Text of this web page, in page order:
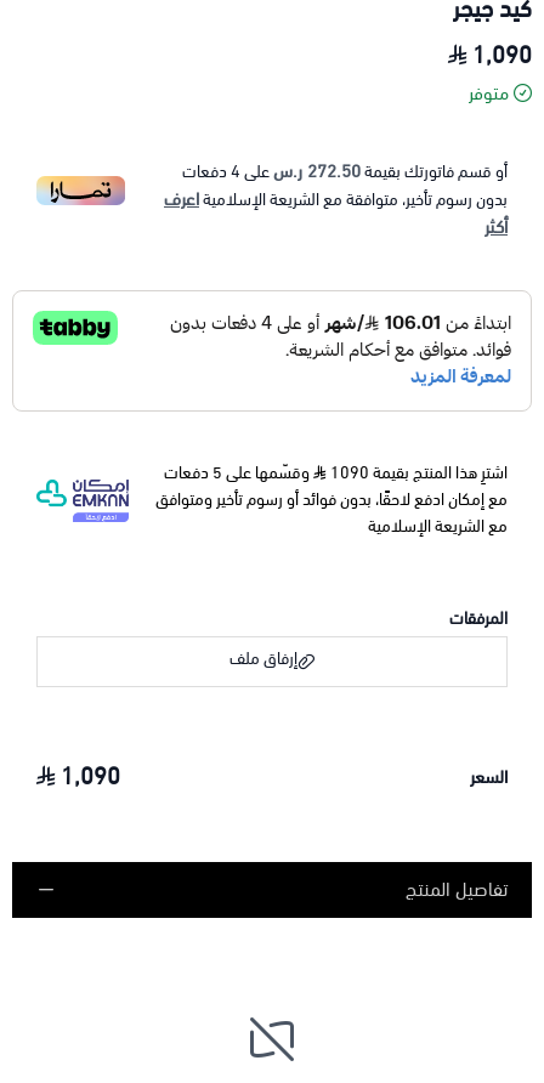
كيد جيجر
1,090
متوفر
أو قسم فاتورتك بقيمة272.50 ر.س على4دفعات
بدون رسوم تأخير، متوافقة مع الشريعة الإسلاميةاعرف
أكثر
اشترِ هذا المنتج بقيمة 1090
وقسّمها على 5 دفعات
مع إمكان ادفع لاحقًا، بدون فوائد أو رسوم تأخير ومتوافق
مع الشريعة الإسلامية
المرفقات
إرفاق ملف
السعر 1,090
تفاصيل المنتج